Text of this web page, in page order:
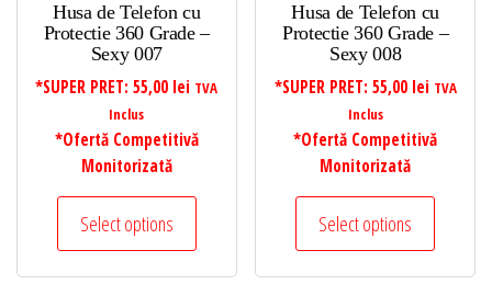
Husa de Telefon cu
Protectie 360 Grade –
Sexy 007
*SUPER PRET:55,00 lei TVA
Inclus
*Ofertă Competitivă
Monitorizată
Select options
Husa de Telefon cu
Protectie 360 Grade –
Sexy 008
*SUPER PRET: 55,00 lei TVA
Inclus
*Ofertă Competitivă
Monitorizată
Select options